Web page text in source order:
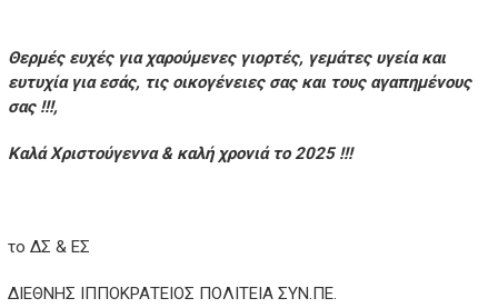
Θερμές ευχές για χαρούμενες γιορτές, γεμάτες υγεία και
ευτυχία για εσάς, τις οικογένειες σας και τους αγαπημένους
σας !!!,
Καλά Χριστούγεννα & καλή χρονιά το 2025 !!!
το ΔΣ & ΕΣ
ΔΙΕΘΝΗΣ ΙΠΠΟΚΡΑΤΕΙΟΣ ΠΟΛΙΤΕΙΑ ΣΥΝ.ΠΕ.